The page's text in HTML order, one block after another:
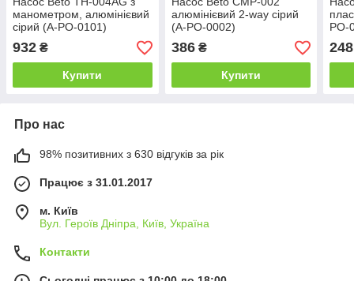
манометром, алюмінієвий
сірий (A-PO-0101)
932 ₴
Купити
алюмінієвий 2-way сірий
(A-PO-0002)
386₴
Купити
PO-
248
Про нас
98% позитивних з 630 відгуків за рік
Працює з 31.01.2017
м. Київ
Вул. Героїв Дніпра, Київ, Україна
Контакти